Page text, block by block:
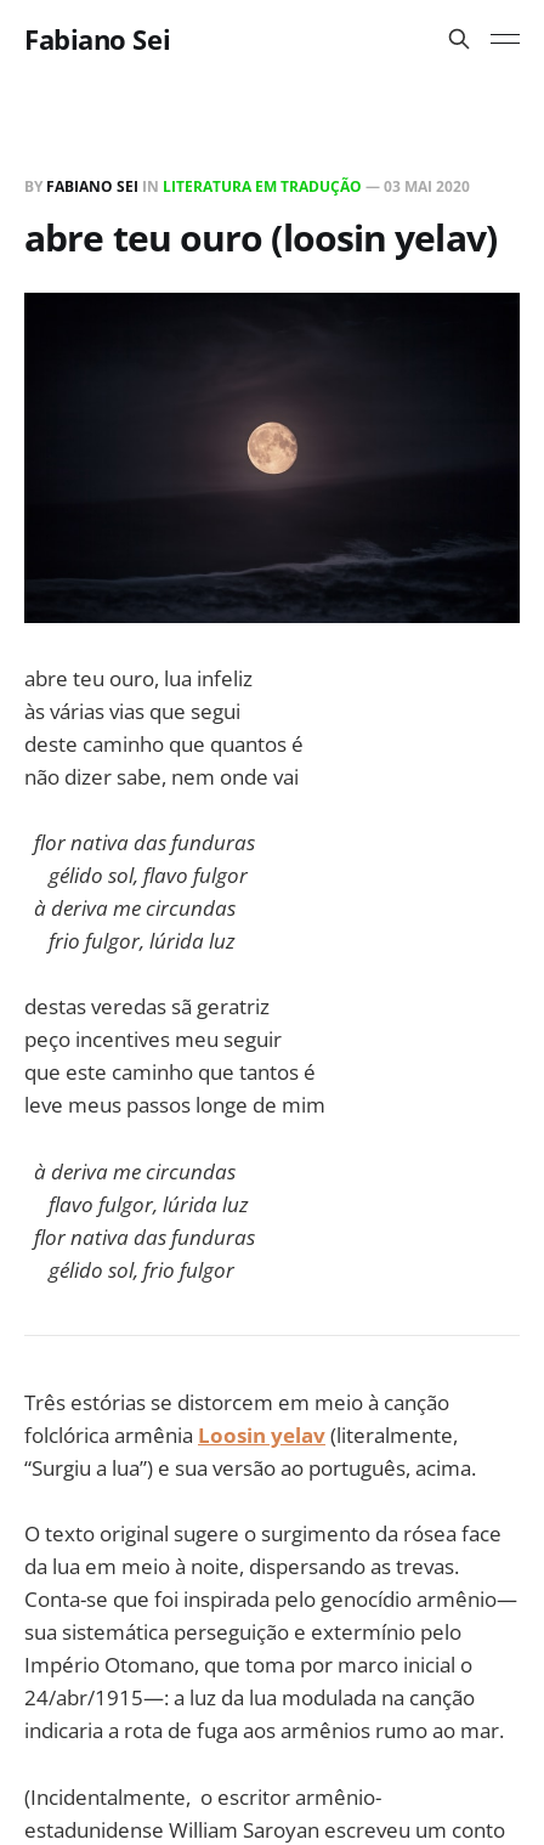
Fabiano Sei
BY FABIANO SEI IN LITERATURA EM TRADUÇÃO —03 MAI 2020
abre teu ouro (loosin yelav)
abre teu ouro, lua infeliz
às várias vias que segui
deste caminho que quantos é
não dizer sabe, nem onde vai
flor nativa das funduras
gélido sol, flavo fulgor
à deriva me circundas
frio fulgor, lúrida luz
destas veredas sã geratriz
peço incentives meu seguir
que este caminho que tantos é
leve meus passos longe de mim
à deriva me circundas
flavo fulgor, lúrida luz
flor nativa das funduras
gélido sol, frio fulgor
Três estórias se distorcem em meio à canção
folclórica armênia Loosin yelav(literalmente,
“Surgiu a lua”) e sua versão ao português, acima.
O texto original sugere o surgimento da rósea face
da lua em meio à noite, dispersando as trevas.
Conta-se que foi inspirada pelo genocídio armênio—
sua sistemática perseguição e extermínio pelo
Império Otomano, que toma por marco inicial o
24/abr/1915—: a luz da lua modulada na canção
indicaria a rota de fuga aos armênios rumo ao mar.
(Incidentalmente, o escritor armênio-
estadunidense William Saroyan escreveu um conto